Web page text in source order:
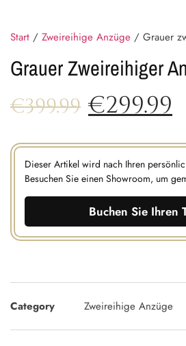
Start / Zweireihige Anzüge / Grauer
Grauer Zweireihiger
€399.99 €299.99
Dieser Artikel wird nach Ihren
Besuchen Sie einen Showroom, um
Buchen Sie Ihren
Category Zweireihige Anzüge